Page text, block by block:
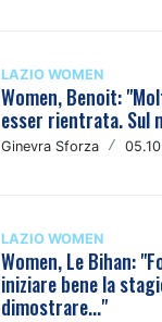
LAZIO WOMEN
Women, Benoit:
esser rientrata. Sul
Ginevra Sforza /
LAZIO WOMEN
Women, Le Bihan:
iniziare bene la
dimostrare..."